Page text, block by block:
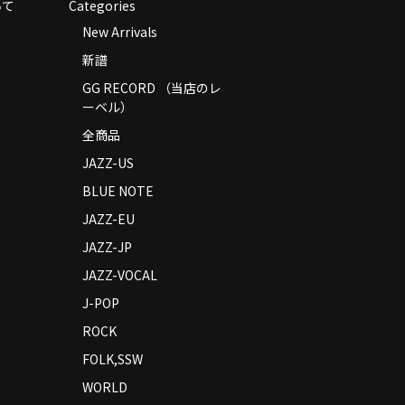
Categories
New Arrivals
新譜
GG RECORD （当店のレ
ーベル）
全商品
JAZZ-US
BLUE NOTE
JAZZ-EU
JAZZ-JP
JAZZ-VOCAL
J-POP
ROCK
FOLK,SSW
WORLD